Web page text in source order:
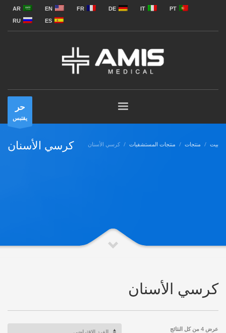
AR EN FR DE IT
PT
RU
ES
حر
يقتبس
بيت منتجات منتجات المستشفيات كرسي الأسنان كرسي الأسنان
كرسي الأسنان
عرض ⁦4⁩ من كل النتائج